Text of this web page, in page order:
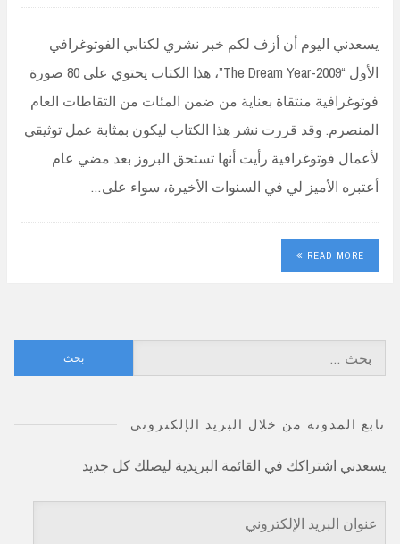
يسعدني اليوم أن أزف لكم خبر نشري لكتابي الفوتوغرافي
الأول “2009-The Dream Year”، هذا الكتاب يحتوي على 80 صورة
فوتوغرافية منتقاة بعناية من ضمن المئات من التقاطات العام
المنصرم. وقد قررت نشر هذا الكتاب ليكون بمثابة عمل توثيقي
لأعمال فوتوغرافية رأيت أنها تستحق البروز بعد مضي عام
أعتبره الأميز لي في السنوات الأخيرة، سواء على…
READ MORE
عن:
تابع المدونة من خلال البريد الإلكتروني
يسعدني اشتراكك في القائمة البريدية ليصلك كل جديد
عنوان